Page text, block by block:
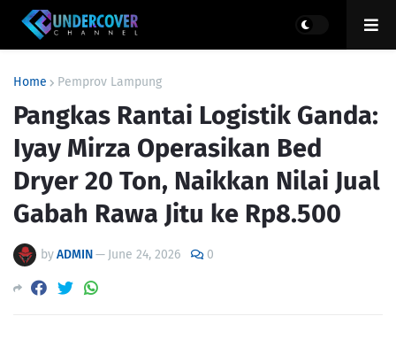
Home Pemprov Lampung
Pangkas Rantai Logistik Ganda:
Iyay Mirza Operasikan Bed
Dryer 20 Ton, Naikkan Nilai Jual
Gabah Rawa Jitu ke Rp8.500
byADMIN— June 24, 2026 0